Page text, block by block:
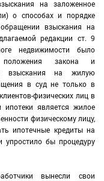
на заложенное
о способах и порядке
взыскания на
редакции ст. 9
недвижимости было
положения закона и
взыскания на жилую
в суд не только в
физических лиц в
ипотеки является жилое
физическому лицу,
ипотечные кредиты на
упростило бы процедуру
вынесли свои